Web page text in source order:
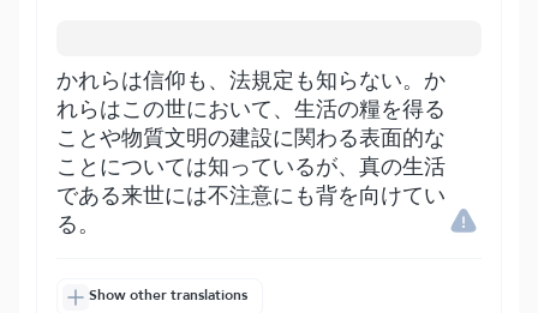
かれらは信仰も、法規定も知らない。か
れらはこの世において、生活の糧を得る
ことや物質文明の建設に関わる表面的な
ことについては知っているが、真の生活
である来世には不注意にも背を向けてい
る。
Show other translations